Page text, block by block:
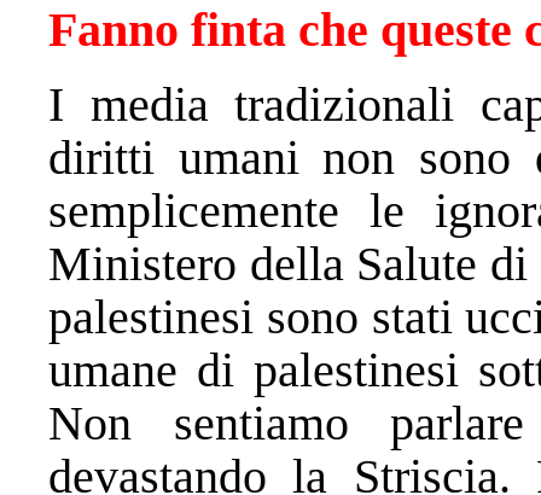
Fanno finta che queste
I media tradizionali
diritti umani non sono
semplicemente le
Ministero della Salute di
palestinesi sono stati
umane di palestinesi
Non sentiamo
devastando la Striscia.